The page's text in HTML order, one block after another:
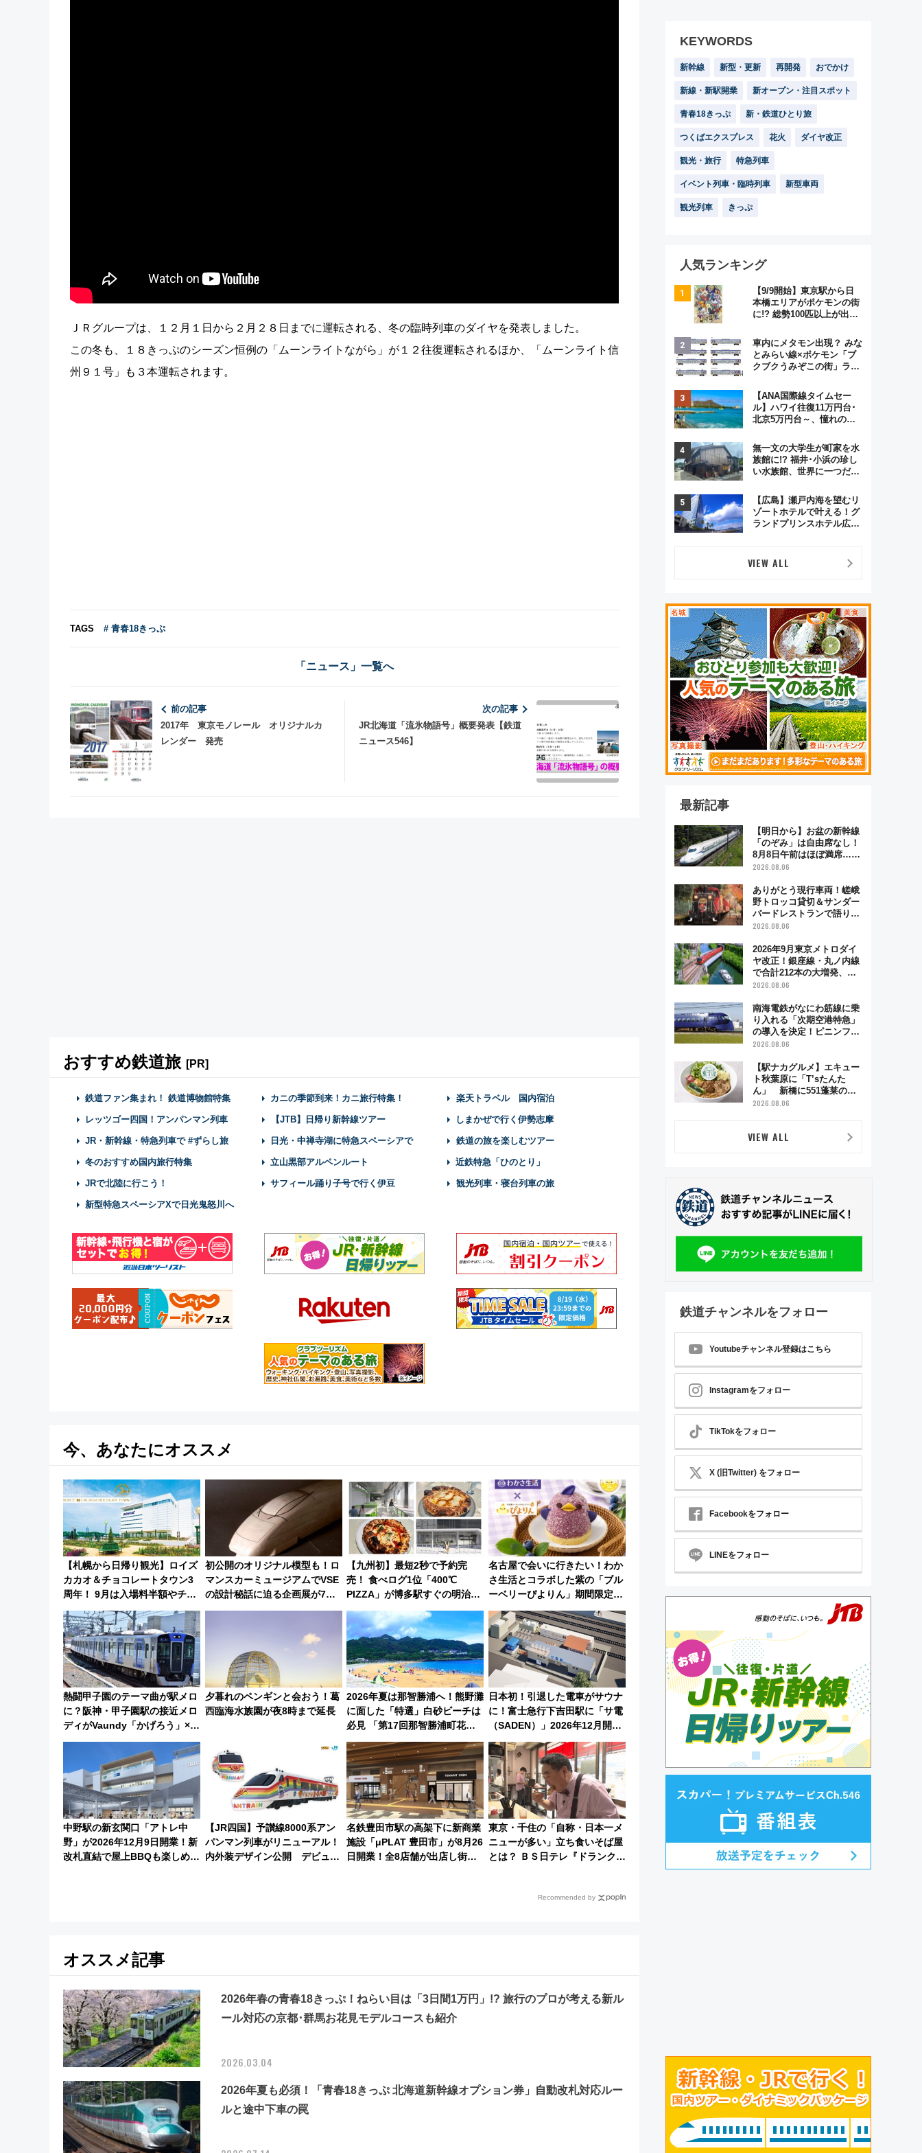
ＪＲグループは、１２月１日から２月２８日までに運転される、冬の臨時列車のダイヤを発表しました。
この冬も、１８きっぷのシーズン恒例の「ムーンライトながら」が１２往復運転されるほか、「ムーンライト信
州９１号」も３本運転されます。
TAGS # 青春18きっぷ
「ニュース」一覧へ
前の記事
2017年 東京モノレール オリジナルカ
レンダー 発売
次の記事
JR北海道「流氷物語号」概要発表【鉄道
ニュース546】
おすすめ鉄道旅 [PR]
鉄道ファン集まれ！ 鉄道博物館特集 カニの季節到来！カニ旅行特集！ 楽天トラベル 国内宿泊
レッツゴー四国！アンパンマン列車 【JTB】日帰り新幹線ツアー しまかぜで行く伊勢志摩
JR・新幹線・特急列車で #ずらし旅 日光・中禅寺湖に特急スペーシアで 鉄道の旅を楽しむツアー
冬のおすすめ国内旅行特集 立山黒部アルペンルート 近鉄特急「ひのとり」
JRで北陸に行こう！ サフィール踊り子号で行く伊豆 観光列車・寝台列車の旅
新型特急スペーシアXで日光鬼怒川へ
今、あなたにオススメ
【札幌から日帰り観光】ロイズ
カカオ＆チョコレートタウン3
周年！ 9月は入場料半額やチョ
コ詰め放題を開催、ロイズタウ
ン駅からのアクセスも
初公開のオリジナル模型も！ロ
マンスカーミュージアムでVSE
の設計秘話に迫る企画展が7月
15日スタート
【九州初】最短2秒で予約完
売！ 食べログ1位「400℃
PIZZA」が博多駅すぐの明治公
園に8/7オープン。もつ鍋風な
ど限定メニューも
名古屋で会いに行きたい！わか
さ生活とコラボした紫の「ブル
ーベリーぴよりん」期間限定販
売
熱闘甲子園のテーマ曲が駅メロ
に？阪神・甲子園駅の接近メロ
ディがVaundy「かげろう」×向
谷実アレンジの特別仕様へ、8
夕暮れのペンギンと会おう！葛
西臨海水族園が夜8時まで延長
2026年夏は那智勝浦へ！熊野灘
に面した「特選」白砂ビーチは
必見 「第17回那智勝浦町花火
大会」は8月11日開催！
日本初！引退した電車がサウナ
に！富士急行下吉田駅に「サ電
（SADEN）」2026年12月開
業 行き交う電車の音や振動を
感じながら「ととのう」新感覚
中野駅の新玄関口「アトレ中
野」が2026年12月9日開業！新
改札直結で屋上BBQも楽しめる
【JR四国】予讃線8000系アン
パンマン列車がリニューアル！
内外装デザイン公開 デビュー
名鉄豊田市駅の高架下に新商業
施設「μPLAT 豊田市」が8月26
日開業！全8店舗が出店し街の
東京・千住の「自称・日本一メ
ニューが多い」立ち食いそば屋
とは？ ＢＳ日テレ『ドランク塚
Recommended by
オススメ記事
2026年春の青春18きっぷ！ねらい目は「3日間1万円」!? 旅行のプロが考える新ル
ール対応の京都･群馬お花見モデルコースも紹介
2026.03.04
2026年夏も必須！「青春18きっぷ 北海道新幹線オプション券」自動改札対応ルー
ルと途中下車の罠
KEYWORDS
新幹線 新型・更新 再開発 おでかけ
新線・新駅開業 新オープン・注目スポット
青春18きっぷ 新・鉄道ひとり旅
つくばエクスプレス 花火 ダイヤ改正
観光・旅行 特急列車
イベント列車・臨時列車 新型車両
観光列車 きっぷ
人気ランキング
【9/9開始】東京駅から日
本橋エリアがポケモンの街
に!? 総勢100匹以上が出現
格謎解き・グッズ情報まと
め
車内にメタモン出現？ みな
とみらい線×ポケモン「ブ
クブクうみぞこの街」ラッ
この夏は直通列車で横浜
へ！
【ANA国際線タイムセー
ル】ハワイ往復11万円台･
北京5万円台～、憧れのビ
GW旅行まで狙える激アツ
路線まとめ（8/10まで）
無一文の大学生が町家を水
族館に!? 福井･小浜の珍し
い水族館、世界に一つだけ
の御食国など 小浜観光レポ
第2弾
【広島】瀬戸内海を望むリ
ゾートホテルで叶える！グ
ランドプリンスホテル広島
VIEW ALL
最新記事
【明日から】お盆の新幹線
「のぞみ」は自由席なし！
8月8日午前はほぼ満席…で
も数時間ズラせば空きが見
「空席」探しのコツ
2026.08.06
ありがとう現行車両！嵯峨
野トロッコ貸切＆サンダー
バードレストランで語り合
う秋の京都 斉藤雪乃＆福
日「京都の鉄道満喫ツア
ー」開催
2026.08.06
2026年9月東京メトロダイ
ヤ改正！銀座線・丸ノ内線
で合計212本の大増発、混
雑緩和に期待
2026.08.06
南海電鉄がなにわ筋線に乗
り入れる「次期空港特急」
の導入を決定！ピニンファ
リーナによる日本初の鉄道
2026.08.06
【駅ナカグルメ】エキュー
ト秋葉原に「T’sたんた
ん」 新橋に551蓬莱の
DNAを継ぐ「東京豚饅」、
【2026年8月】
2026.08.06
VIEW ALL
鉄道チャンネルをフォロー
Youtubeチャンネル登録はこちら
Instagramをフォロー
TikTokをフォロー
X (旧Twitter) をフォロー
Facebookをフォロー
LINEをフォロー